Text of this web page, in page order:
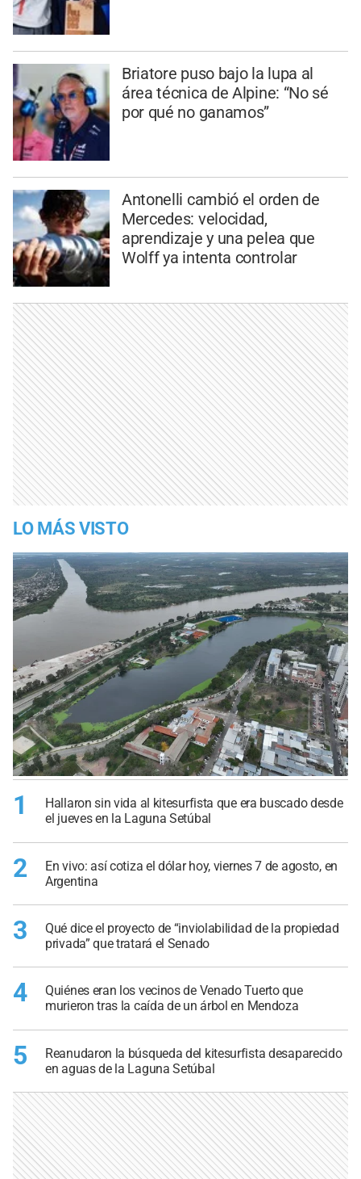
Briatore puso bajo la lupa al
área técnica de Alpine: “No sé
por qué no ganamos”
Antonelli cambió el orden de
Mercedes: velocidad,
aprendizaje y una pelea que
Wolff ya intenta controlar
LO MÁS VISTO
1
Hallaron sin vida al kitesurfista que era buscado desde
el jueves en la Laguna Setúbal
2
En vivo: así cotiza el dólar hoy, viernes 7 de agosto, en
Argentina
3
Qué dice el proyecto de “inviolabilidad de la propiedad
privada” que tratará el Senado
4
Quiénes eran los vecinos de Venado Tuerto que
murieron tras la caída de un árbol en Mendoza
5
Reanudaron la búsqueda del kitesurfista desaparecido
en aguas de la Laguna Setúbal